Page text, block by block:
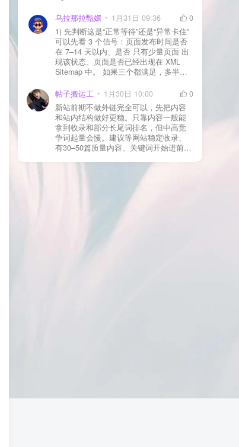
全插件） 检查是否启用了“缓存结账页/接
口路径”（结账页和回调接口不应缓存）
看服务器错误日志是否有 500/致命错误
导致回调执行中断 解决方案： 放行 wp-
json、wc-api、支付网关回调 URL（按网
关文档配置） 关闭结账页的缓存与 JS
合并压缩测试一次 若使用 Cloudflare：
则
乌拉那拉甄嬛 1月31日 09:36
0
1) 先判断这是“正常等待”还是“异常卡住”
可以先看 3 个信号：页面发布时间是否
在 7–14 天以内、是否 只有少量页面 出
现该状态、页面是否已经出现在 XML
Sitemap 中。 如果三个都满足，多半属
手。 2) 什么情况下“等”是没用的？ 以下
情况基本不会靠时间自动解决：页面几
乎没有内链（孤立页）、内容与站内已
有页面高度相似、canonical 指向了别的
URL、同一主题短时间发布太多相似文
章。 这种情况下，Google 已经抓取，但
判断“当前不值得进入索引”。 3) 最有效
的人工干预方式（不折腾） 优先做这 3
件事：加内链、从相关旧文章或栏目页
3 段直接回答用户问题，避免铺垫太多，
确认 canonical 为自指，避免被判定为重
帖子搬运工 1月30日 10:00
0
新站前期不做外链完全可以，先把内容
和站内结构做好更稳。只靠内容一般能
拿到收录和部分长尾词排名，但中高竞
争词起量会慢。建议等网站稳定收录、
有30–50篇质量内容、关键词开始进前
链/引用型，别一上来追数量。👍